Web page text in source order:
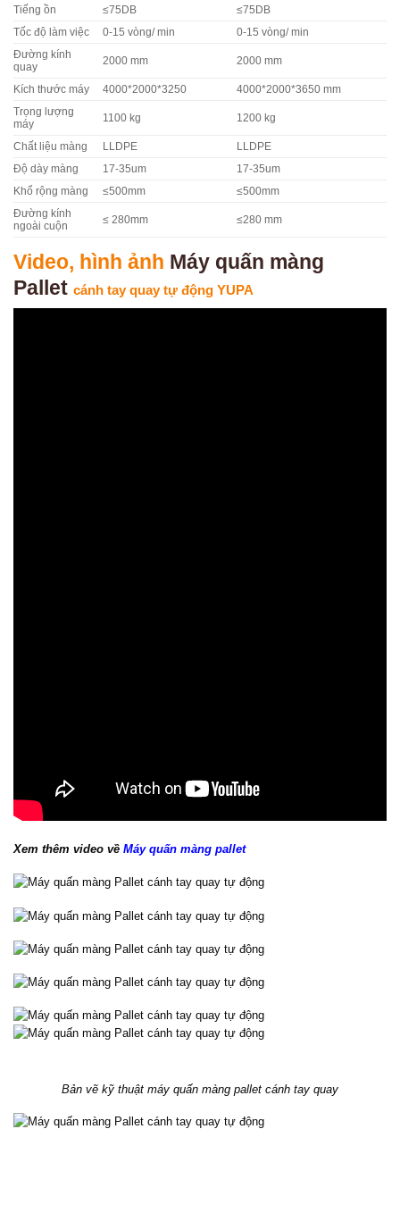
Tiếng ồn ≤75DB ≤75DB
Tốc độ làm việc 0-15 vòng/ min 0-15 vòng/ min
Đường kính
quay
2000 mm 2000 mm
Kích thước máy 4000*2000*3250 4000*2000*3650 mm
Trọng lượng
máy
1100 kg 1200 kg
Chất liệu màng LLDPE LLDPE
Độ dày màng 17-35um 17-35um
Khổ rộng màng ≤500mm ≤500mm
Đường kính
ngoài cuộn
≤ 280mm ≤280 mm
Video, hình ảnh Máy quấn màng
Pallet cánh tay quay tự động YUPA
Xem thêm video về Máy quấn màng pallet
Bản vẽ kỹ thuật máy quấn màng pallet cánh tay quay